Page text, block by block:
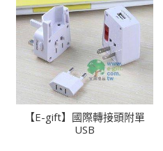
【E-gift】國際轉接頭附單
USB